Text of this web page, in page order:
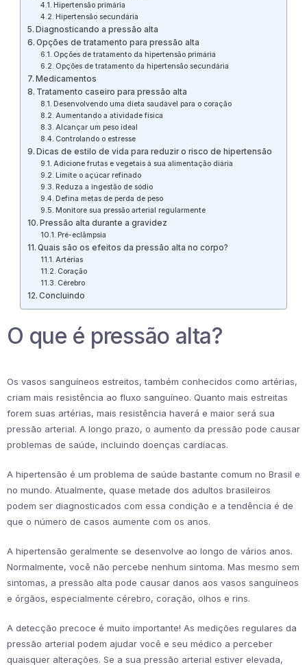
Hipertensão primária
Hipertensão secundária
Diagnosticando a pressão alta
Opções de tratamento para pressão alta
Opções de tratamento da hipertensão primária
Opções de tratamento da hipertensão secundária
Medicamentos
Tratamento caseiro para pressão alta
Desenvolvendo uma dieta saudável para o coração
Aumentando a atividade física
Alcançar um peso ideal
Controlando o estresse
Dicas de estilo de vida para reduzir o risco de hipertensão
Adicione frutas e vegetais à sua alimentação diária
Limite o açúcar refinado
Reduza a ingestão de sódio
Defina metas de perda de peso
Monitore sua pressão arterial regularmente
Pressão alta durante a gravidez
Pré-eclâmpsia
Quais são os efeitos da pressão alta no corpo?
Artérias
Coração
Cérebro
Concluindo
O que é pressão alta?
Os vasos sanguíneos estreitos, também conhecidos como artérias,
criam mais resistência ao fluxo sanguíneo. Quanto mais estreitas
forem suas artérias, mais resistência haverá e maior será sua
pressão arterial. A longo prazo, o aumento da pressão pode causar
problemas de saúde, incluindo doenças cardíacas.
A hipertensão é um problema de saúde bastante comum no Brasil e
no mundo. Atualmente, quase metade dos adultos brasileiros
podem ser diagnosticados com essa condição e a tendência é de
que o número de casos aumente com os anos.
A hipertensão geralmente se desenvolve ao longo de vários anos.
Normalmente, você não percebe nenhum sintoma. Mas mesmo sem
sintomas, a pressão alta pode causar danos aos vasos sanguíneos
e órgãos, especialmente cérebro, coração, olhos e rins.
A detecção precoce é muito importante! As medições regulares da
pressão arterial podem ajudar você e seu médico a perceber
quaisquer alterações. Se a sua pressão arterial estiver elevada,